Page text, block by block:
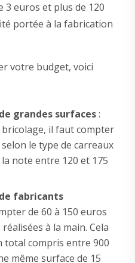
euros et plus de 120
portée à la fabrication
votre budget, voici
grandes surfaces:
il faut compter
le type de carreaux
note entre 120 et 175
fabricants
de 60 à 150 euros
à la main. Cela
total compris entre 900
même surface de 15